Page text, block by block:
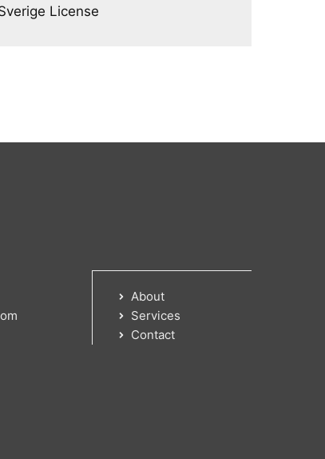
License
About
Services
Contact